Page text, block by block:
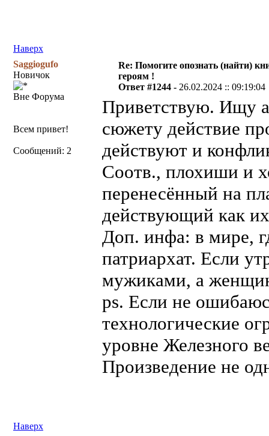
Наверх
Saggiogufo
Новичок
Вне Форума
Всем привет!
Сообщений: 2
Re: Помогите опознать (найти)
героям !
Ответ #1244 - 26.02.2024 :: 09:19:04
Приветствую. Ищу
сюжету действие
действуют и
Соотв., плохиши и
перенесённый на
действующий как
Доп. инфа: в мире,
патриархат. Если
мужиками, а
ps. Если не
технологические
уровне Железного
Произведение не
Наверх